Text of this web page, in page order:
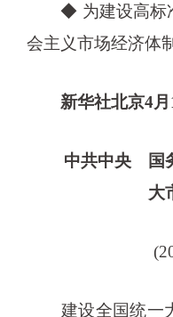
◆ 为建设高标准
会主义市场经济体
新华社北京4月
中共中央 国务
大
建设全国统一大